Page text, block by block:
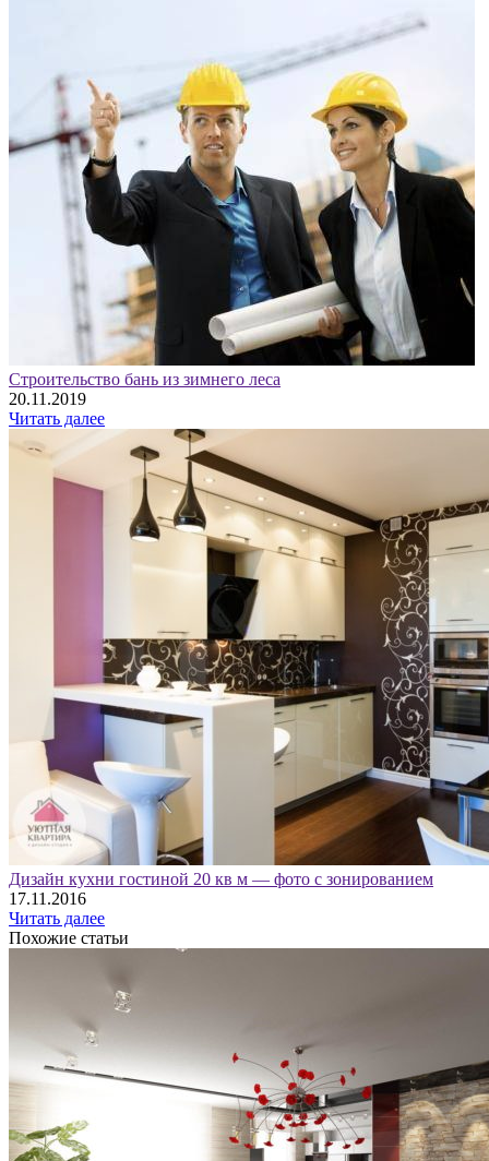
Строительство бань из зимнего леса
20.11.2019
Читать далее
Дизайн кухни гостиной 20 кв м — фото с зонированием
17.11.2016
Читать далее
Похожие статьи